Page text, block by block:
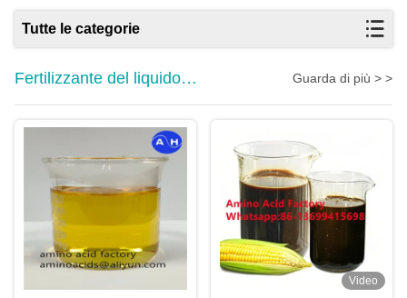
Tutte le categorie
Fertilizzante del liquido
dell'aminoacido
Guarda di più > >
Video